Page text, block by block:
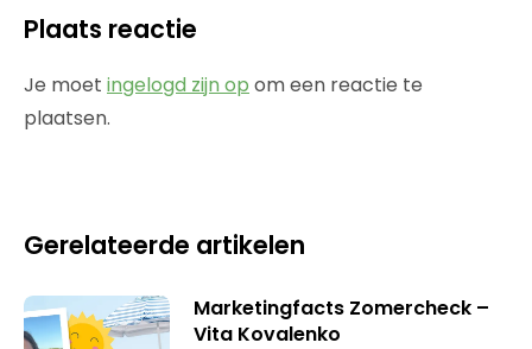
Plaats reactie
Je moet ingelogd zijn op om een reactie te
plaatsen.
Gerelateerde artikelen
Marketingfacts Zomercheck –
Vita Kovalenko